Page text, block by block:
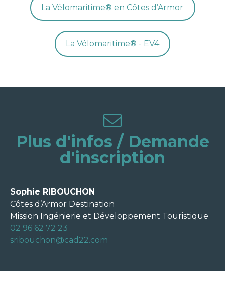
La Vélomaritime® en Côtes d’Armor
La Vélomaritime® - EV4
Plus d'infos / Demande
d'inscription
Sophie RIBOUCHON
Côtes d’Armor Destination
Mission Ingénierie et Développement Touristique
02 96 62 72 23
sribouchon@cad22.com